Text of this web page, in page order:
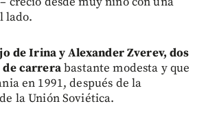
lado.
de Irina y Alexander Zverev, dos
de carrerabastante modesta y que
en 1991, después de la
la Unión Soviética.